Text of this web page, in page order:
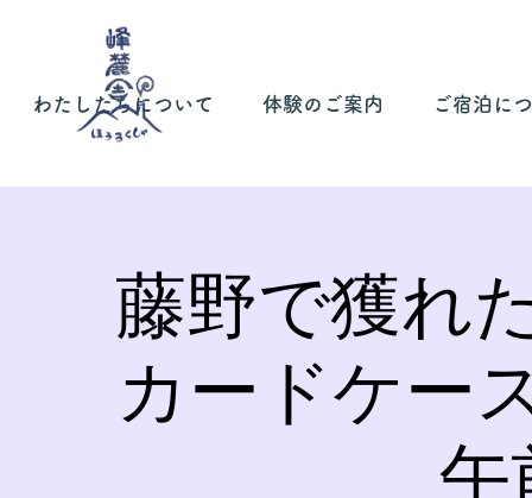
わたしたちについて 体験のご案内 ご宿泊に
藤野で獲れ
カードケー
午